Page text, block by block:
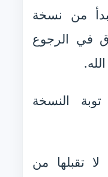
من نسخة
في الرجوع
النسخة
تقبلها من